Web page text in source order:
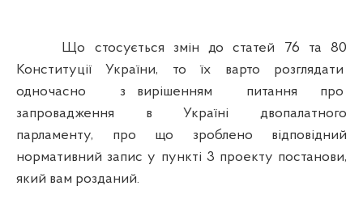
Що стосується змін до статей 76 та 80
Конституції України, то їх варто розглядати
одночасно з вирішенням питання про
запровадження в Україні двопалатного
парламенту, про що зроблено відповідний
нормативний запис у пункті 3 проекту постанови,
який вам розданий.